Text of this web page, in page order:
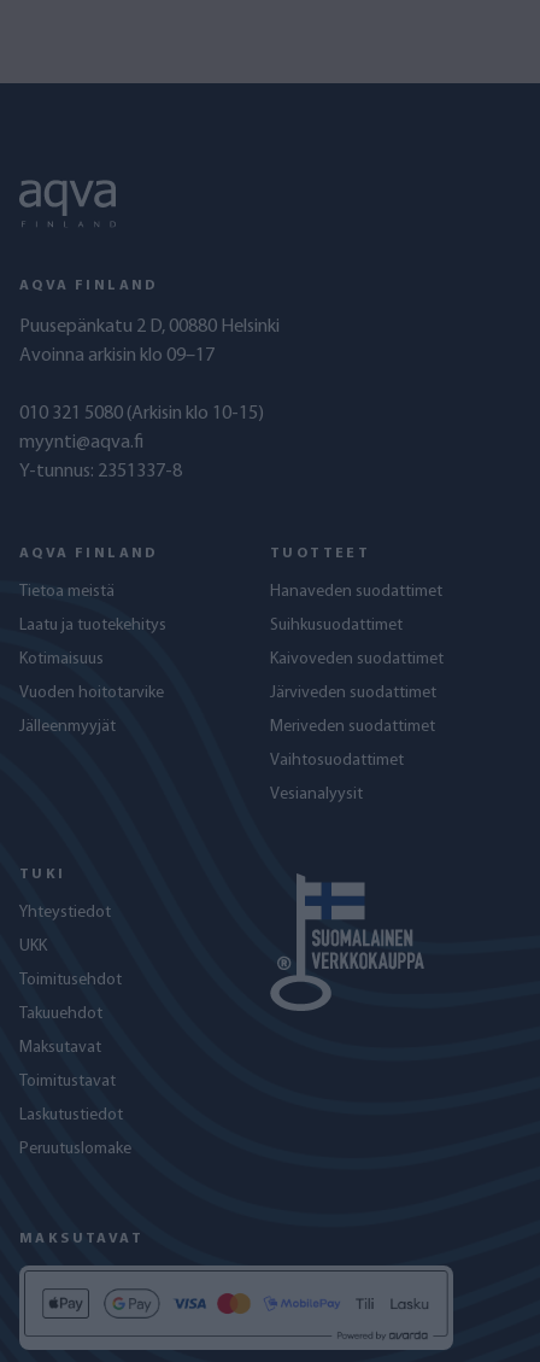
AQVA FINLAND
Puusepänkatu 2 D, 00880 Helsinki
Avoinna arkisin klo 09–17
010 321 5080 (Arkisin klo 10-15)
myynti@aqva.fi
Y-tunnus: 2351337-8
AQVA FINLAND
Tietoa meistä
Laatu ja tuotekehitys
Kotimaisuus
Vuoden hoitotarvike
Jälleenmyyjät
TUOTTEET
Hanaveden suodattimet
Suihkusuodattimet
Kaivoveden suodattimet
Järviveden suodattimet
Meriveden suodattimet
Vaihtosuodattimet
Vesianalyysit
TUKI
Yhteystiedot
UKK
Toimitusehdot
Takuuehdot
Maksutavat
Toimitustavat
Laskutustiedot
Peruutuslomake
MAKSUTAVAT